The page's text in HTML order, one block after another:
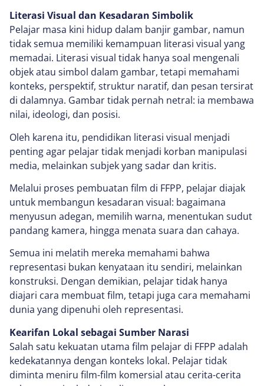
Literasi Visual dan Kesadaran Simbolik
Pelajar masa kini hidup dalam banjir gambar, namun
tidak semua memiliki kemampuan literasi visual yang
memadai. Literasi visual tidak hanya soal mengenali
objek atau simbol dalam gambar, tetapi memahami
konteks, perspektif, struktur naratif, dan pesan tersirat
di dalamnya. Gambar tidak pernah netral: ia membawa
nilai, ideologi, dan posisi.
Oleh karena itu, pendidikan literasi visual menjadi
penting agar pelajar tidak menjadi korban manipulasi
media, melainkan subjek yang sadar dan kritis.
Melalui proses pembuatan film di FFPP, pelajar diajak
untuk membangun kesadaran visual: bagaimana
menyusun adegan, memilih warna, menentukan sudut
pandang kamera, hingga menata suara dan cahaya.
Semua ini melatih mereka memahami bahwa
representasi bukan kenyataan itu sendiri, melainkan
konstruksi. Dengan demikian, pelajar tidak hanya
diajari cara membuat film, tetapi juga cara memahami
dunia yang dipenuhi oleh representasi.
Kearifan Lokal sebagai Sumber Narasi
Salah satu kekuatan utama film pelajar di FFPP adalah
kedekatannya dengan konteks lokal. Pelajar tidak
diminta meniru film-film komersial atau cerita-cerita